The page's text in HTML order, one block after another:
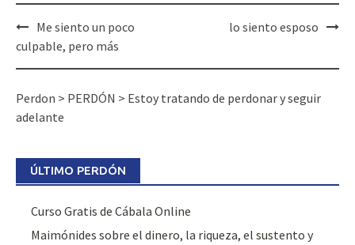
Post
navigation
Me siento un poco
culpable, pero más
lo siento esposo
Perdon > PERDÓN > Estoy tratando de perdonar y seguir
adelante
ÚLTIMO PERDÓN
Curso Gratis de Cábala Online
Maimónides sobre el dinero, la riqueza, el sustento y